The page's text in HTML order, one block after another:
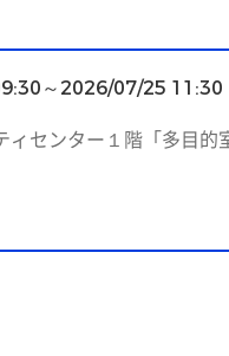
～2026/07/25 11:30
ィセンター１階「多目的